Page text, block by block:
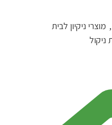
, מוצרי ניקיון לבית
ניקול